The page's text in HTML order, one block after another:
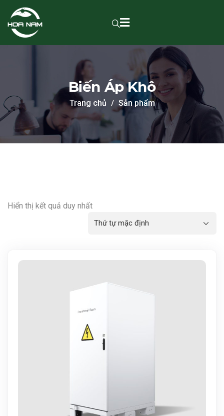
Biến Áp Khô
Trang chủ Sản phẩm
Hiển thị kết quả duy nhất